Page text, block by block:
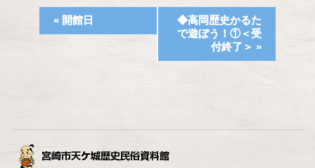
« 開館日
◆高岡歴史かるた
で遊ぼう！①＜受
付終了＞ »